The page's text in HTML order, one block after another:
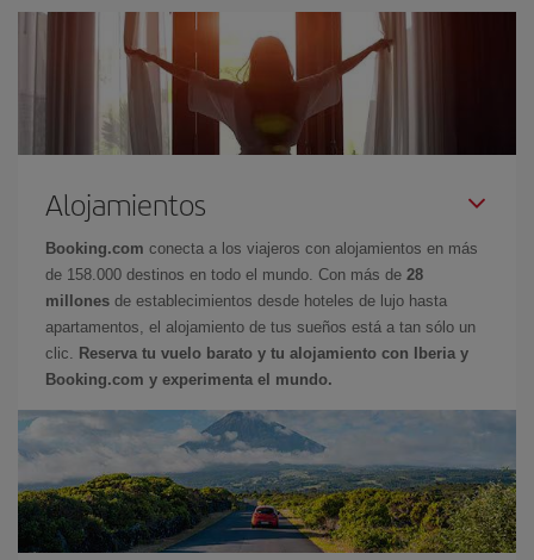
Alojamientos
Booking.com conecta a los viajeros con alojamientos en más
de 158.000 destinos en todo el mundo. Con más de 28
millones de establecimientos desde hoteles de lujo hasta
apartamentos, el alojamiento de tus sueños está a tan sólo un
clic.
Reserva tu vuelo barato y tu alojamiento con Iberia y
Booking.com y experimenta el mundo.